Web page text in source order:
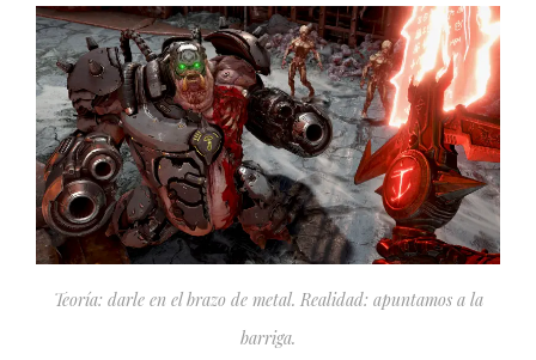
Teoría: darle en el brazo de metal. Realidad: apuntamos a la
barriga.